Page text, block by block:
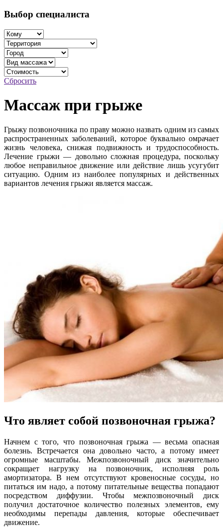
Выбор специалиста
Сбросить
Массаж при грыже
Грыжу позвоночника по праву можно назвать одним из самых
распространенных заболеваний, которое буквально омрачает
жизнь человека, снижая подвижность и трудоспособность.
Лечение грыжи — довольно сложная процедура, поскольку
любое неправильное движение или действие лишь усугубит
ситуацию. Одним из наиболее популярных и действенных
вариантов лечения грыжи является массаж.
Что являет собой позвоночная грыжа?
Начнем с того, что позвоночная грыжа — весьма опасная
болезнь. Встречается она довольно часто, а потому имеет
огромные масштабы. Межпозвоночный диск значительно
сокращает нагрузку на позвоночник, исполняя роль
амортизатора. В нем отсутствуют кровеносные сосуды, но
питаться им надо, а потому питательные вещества попадают
посредством диффузии. Чтобы межпозвоночный диск
получил достаточное количество полезных элементов, ему
необходимы перепады давления, которые обеспечивает
движение.